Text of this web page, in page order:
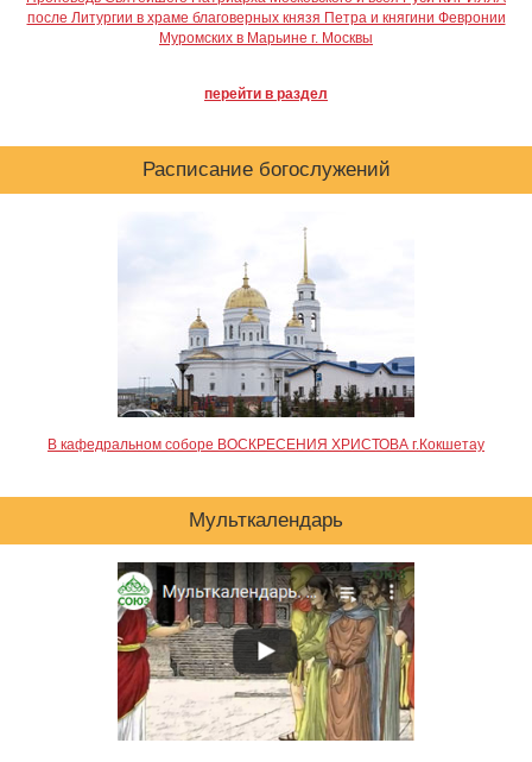
после Литургии в храме благоверных князя Петра и княгини Февронии
Муромских в Марьине г. Москвы
перейти в раздел
Расписание богослужений
В кафедральном соборе ВОСКРЕСЕНИЯ ХРИСТОВА г.Кокшетау
Мульткалендарь